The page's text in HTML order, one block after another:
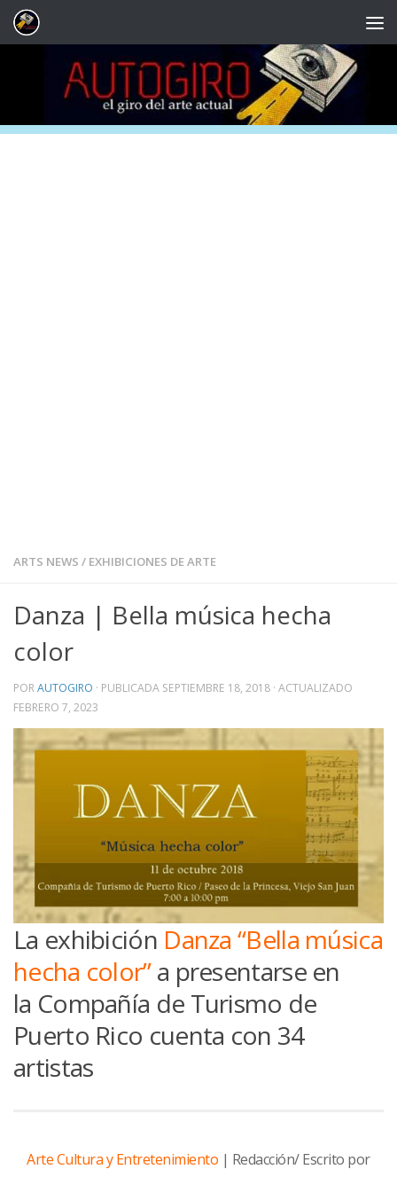
Saltar al contenido
ARTS NEWS / EXHIBICIONES DE ARTE
Danza | Bella música hecha
color
PORAUTOGIRO · PUBLICADA SEPTIEMBRE 18, 2018 · ACTUALIZADO
FEBRERO 7, 2023
La exhibición Danza “Bella música
hecha color”a presentarse en
la Compañía de Turismo de
Puerto Rico cuenta con 34
artistas
Arte Cultura y Entretenimiento | Redacción/ Escrito por